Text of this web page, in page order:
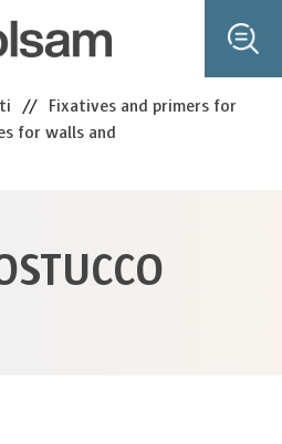
// Fixatives and primers for
for walls and